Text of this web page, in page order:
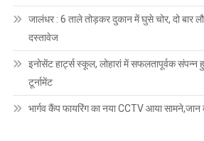
जालंधर : 6 ताले तोड़कर दुकान में घुसे चोर, दो
दस्तावेज
इनोसेंट हार्ट्स स्कूल, लोहारां में सफलतापूर्वक संपन्न
टूर्नामेंट
भार्गव कैंप फायरिंग का नया CCTV आया सामने,जान